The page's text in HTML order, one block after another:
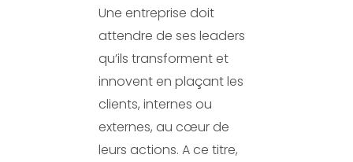
Une entreprise doit
attendre de ses leaders
qu’ils transforment et
innovent en plaçant les
clients, internes ou
externes, au cœur de
leurs actions. A ce titre,